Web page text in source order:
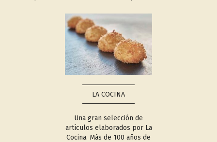
LA COCINA
Una gran selección de
artículos elaborados por La
Cocina. Más de 100 años de